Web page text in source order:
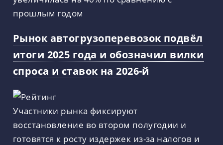
прошлым годом
Рынок автогрузоперевозок подвёл
итоги 2025 года и обозначил вилки
спроса и ставок на 2026-й
Участники рынка фиксируют
восстановление во втором полугодии и
готовятся к росту издержек из-за налогов и